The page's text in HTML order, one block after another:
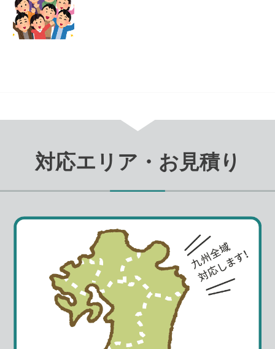
対応エリア・お見積り